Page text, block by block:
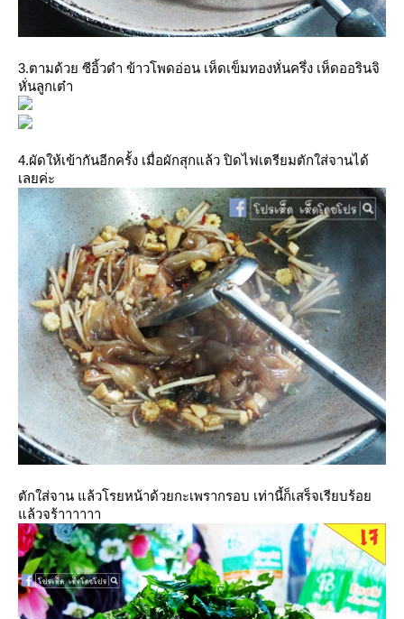
3.ตามด้วย ซีอิ้วดำ ข้าวโพดอ่อน เห็ดเข็มทองหั่นครึ่ง เห็ดออรินจิ
หั่นลูกเต๋า
4.ผัดให้เข้ากันอีกครั้ง เมื่อผักสุกแล้ว ปิดไฟเตรียมตักใส่จานได้
เลยค่ะ
ตักใส่จาน แล้วโรยหน้าด้วยกะเพรากรอบ เท่านี้ก็เสร็จเรียบร้อ
ล้วจร้าาาาาา